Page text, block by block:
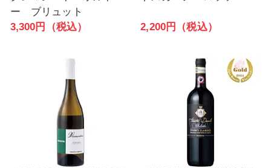
ー ブリュット
3,300円（税込）
2,200円（税込）